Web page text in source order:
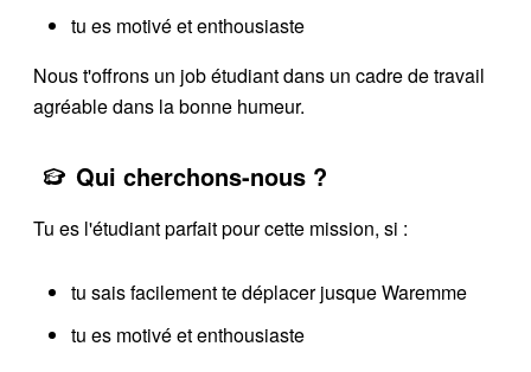
tu es motivé et enthousiaste
Nous t'offrons un job étudiant dans un cadre de travail
agréable dans la bonne humeur.
Qui cherchons-nous ?
Tu es l'étudiant parfait pour cette mission, si :
tu sais facilement te déplacer jusque Waremme
tu es motivé et enthousiaste